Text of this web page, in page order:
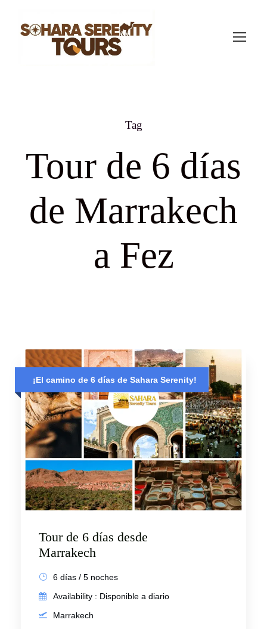
Tag
Tour de 6 días
de Marrakech
a Fez
¡El camino de 6 días de Sahara Serenity!
Tour de 6 días desde
Marrakech
6 días / 5 noches
Availability : Disponible a diario
Marrakech